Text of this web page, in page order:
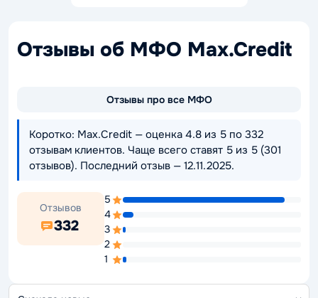
Отзывы об МФО Max.Credit
Отзывы про все МФО
Коротко: Max.Credit — оценка 4.8 из 5 по 332
отзывам клиентов. Чаще всего ставят 5 из 5 (301
отзывов). Последний отзыв — 12.11.2025.
Отзывов
332
5
4
3
2
1